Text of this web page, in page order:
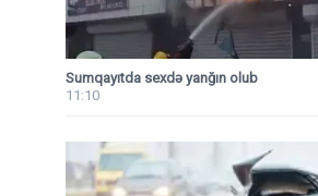
Sumqayıtda sexdə yanğın olub
11:10